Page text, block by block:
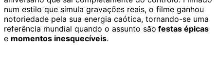
num estilo que simula gravações reais, o filme ganhou
notoriedade pela sua energia caótica, tornando-se uma
referência mundial quando o assunto são festas épicas
e momentos inesquecíveis.